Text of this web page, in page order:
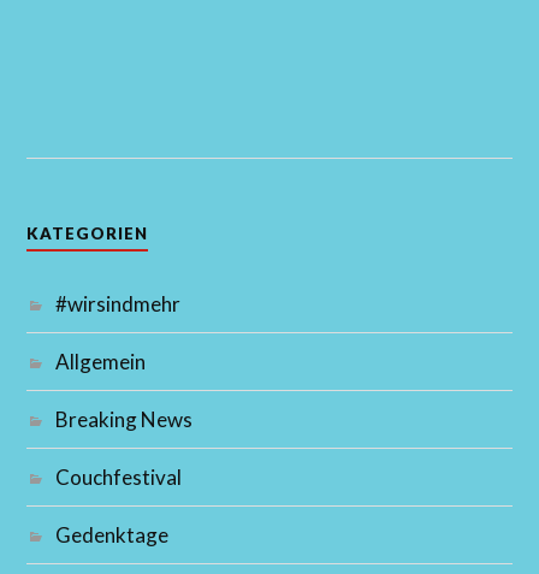
KATEGORIEN
#wirsindmehr
Allgemein
Breaking News
Couchfestival
Gedenktage